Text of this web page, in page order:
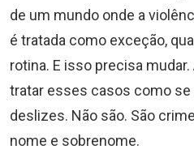
de um mundo onde a
é tratada como exceção,
rotina. E isso precisa
tratar esses casos como
deslizes. Não são. São
nome e sobrenome.